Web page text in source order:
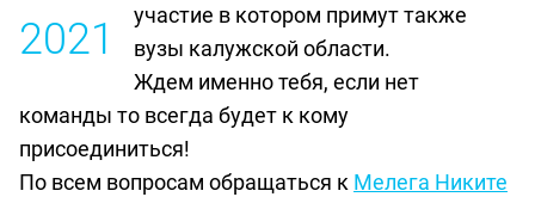
2021
участие в котором примут также
вузы калужской области.
Ждем именно тебя, если нет
команды то всегда будет к кому
присоединиться!
По всем вопросам обращаться к Мелега Никите